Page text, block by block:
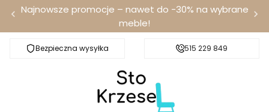
Najnowsze promocje – nawet do -30% na wybrane
meble!
Bezpieczna wysyłka Darmowa dostawa od 100 zł
515 229 849